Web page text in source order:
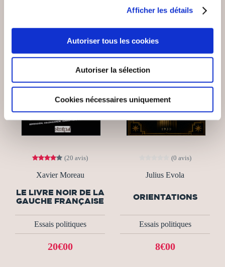
Afficher les détails
Autoriser tous les cookies
Autoriser la sélection
Cookies nécessaires uniquement
Meilleure
vente
(20 avis)
Xavier Moreau
LE LIVRE NOIR DE LA
GAUCHE FRANÇAISE
Essais politiques
20€00
(0 avis)
Julius Evola
ORIENTATIONS
Essais politiques
8€00